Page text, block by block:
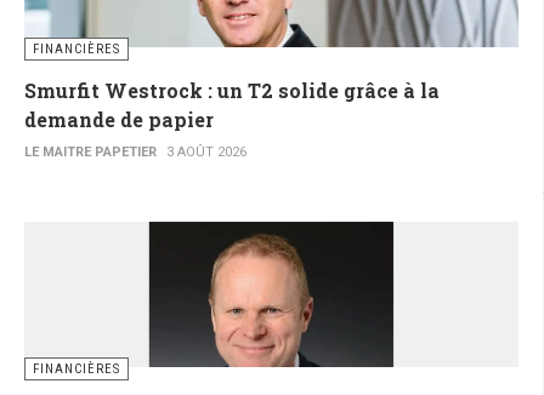
FINANCIÈRES
Smurfit Westrock : un T2 solide grâce à la
demande de papier
LE MAITRE PAPETIER 3 AOÛT 2026
FINANCIÈRES